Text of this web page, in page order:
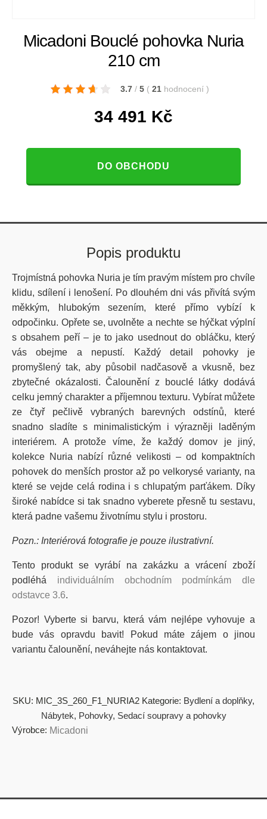
Micadoni Bouclé pohovka Nuria
210 cm
3.7 / 5 ( 21 hodnocení )
34 491 Kč
DO OBCHODU
Popis produktu
Trojmístná pohovka Nuria je tím pravým místem pro chvíle
klidu, sdílení i lenošení. Po dlouhém dni vás přivítá svým
měkkým, hlubokým sezením, které přímo vybízí k
odpočinku. Opřete se, uvolněte a nechte se hýčkat výplní
s obsahem peří – je to jako usednout do obláčku, který
vás obejme a nepustí. Každý detail pohovky je
promyšlený tak, aby působil nadčasově a vkusně, bez
zbytečné okázalosti. Čalounění z bouclé látky dodává
celku jemný charakter a příjemnou texturu. Vybírat můžete
ze čtyř pečlivě vybraných barevných odstínů, které
snadno sladíte s minimalistickým i výrazněji laděným
interiérem. A protože víme, že každý domov je jiný,
kolekce Nuria nabízí různé velikosti – od kompaktních
pohovek do menších prostor až po velkorysé varianty, na
které se vejde celá rodina i s chlupatým parťákem. Díky
široké nabídce si tak snadno vyberete přesně tu sestavu,
která padne vašemu životnímu stylu i prostoru.
Pozn.: Interiérová fotografie je pouze ilustrativní.
Tento produkt se vyrábí na zakázku a vrácení zboží
podléhá individuálním obchodním podmínkám dle
odstavce 3.6.
Pozor! Vyberte si barvu, která vám nejlépe vyhovuje a
bude vás opravdu bavit! Pokud máte zájem o jinou
variantu čalounění, neváhejte nás kontaktovat.
SKU: MIC_3S_260_F1_NURIA2 Kategorie: Bydlení a doplňky,
Nábytek, Pohovky, Sedací soupravy a pohovky
Výrobce: Micadoni